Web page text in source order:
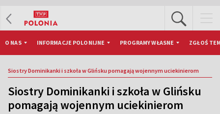
O NAS INFORMACJE POLONIJNE PROGRAMY WŁASNE ZGŁOŚ
Siostry Dominikanki i szkoła w Glińsku pomagają wojennym uciekinierom
Siostry Dominikanki i szkoła w Glińsku
pomagają wojennym uciekinierom